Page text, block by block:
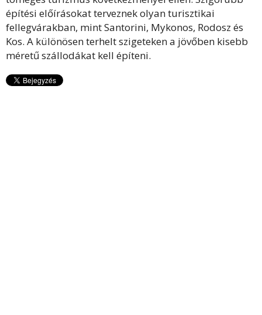
építési előírásokat terveznek olyan turisztikai
fellegvárakban, mint Santorini, Mykonos, Rodosz és
Kos. A különösen terhelt szigeteken a jövőben kisebb
méretű szállodákat kell építeni.